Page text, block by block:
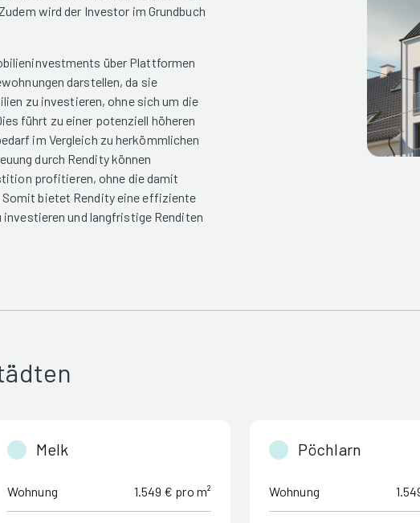
wird der Investor im Grundbuch
über Plattformen
darstellen, da sie
zu investieren, ohne sich um die
führt zu einer potenziell höheren
im Vergleich zu herkömmlichen
durch Rendity können
profitieren, ohne die damit
Somit bietet Rendity eine effiziente
und langfristige Renditen
Melk
Wohnung 1.549 € pro m²
Pöchlarn
Wohnung